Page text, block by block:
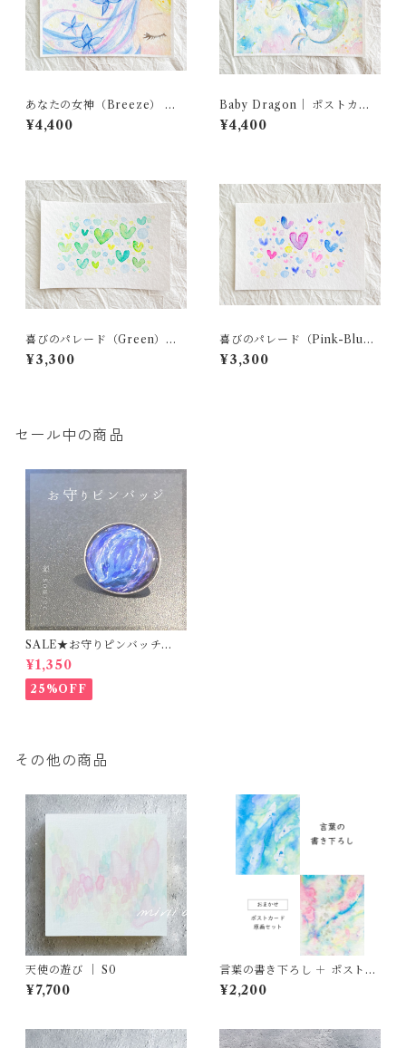
あなたの女神（Breeze） ｜
ポストカード原画
¥4,400
Baby Dragon｜ ポストカー
ド原画
¥4,400
喜びのパレード（Green）｜
ポストカード原画
¥3,300
喜びのパレード（Pink-Blu
e）｜ ポストカード原画
¥3,300
セール中の商品
SALE★お守りピンバッチ
【源-source-】
¥1,350
25%OFF
その他の商品
天使の遊び ｜ S0
¥7,700
言葉の書き下ろし ＋ ポストカ
ード原画セット【おまかせ】
¥2,200